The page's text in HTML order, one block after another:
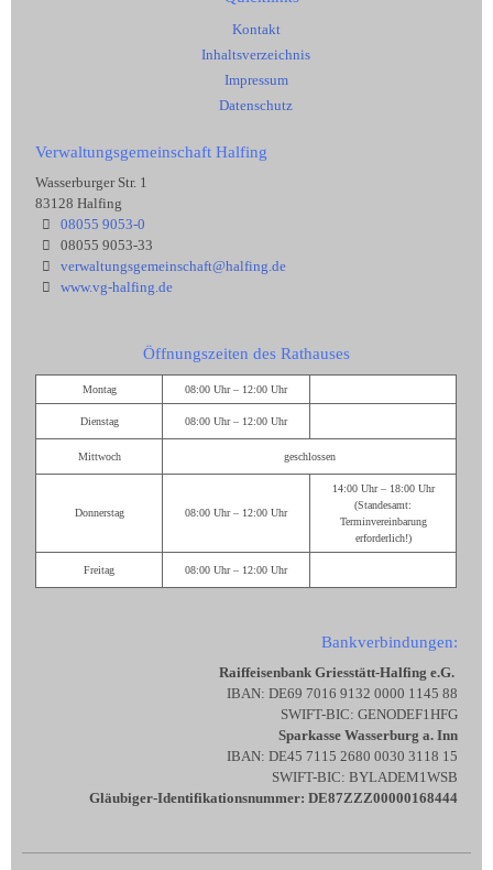
Kontakt
Inhaltsverzeichnis
Impressum
Datenschutz
Verwaltungsgemeinschaft Halfing
Wasserburger Str. 1
83128 Halfing
08055 9053-0
08055 9053-33
verwaltungsgemeinschaft@halfing.de
www.vg-halfing.de
Öffnungszeiten des Rathauses
Montag 08:00 Uhr – 12:00 Uhr
Dienstag 08:00 Uhr – 12:00 Uhr
Mittwoch geschlossen
Donnerstag 08:00 Uhr – 12:00 Uhr
14:00 Uhr – 18:00 Uhr
(Standesamt:
Terminvereinbarung
erforderlich!)
Freitag 08:00 Uhr – 12:00 Uhr
Bankverbindungen:
Raiffeisenbank Griesstätt-Halfing e.G.
IBAN: DE69 7016 9132 0000 1145 88
SWIFT-BIC: GENODEF1HFG
Sparkasse Wasserburg a. Inn
IBAN: DE45 7115 2680 0030 3118 15
SWIFT-BIC: BYLADEM1WSB
Gläubiger-Identifikationsnummer: DE87ZZZ00000168444